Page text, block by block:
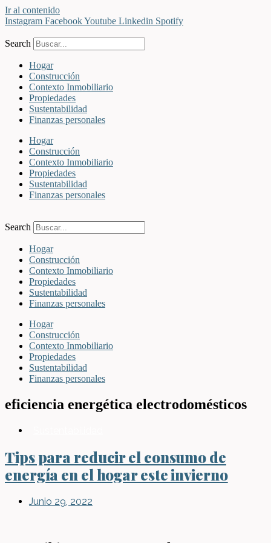
Ir al contenido
Instagram FacebookYoutube Linkedin Spotify
Search
Hogar
Construcción
Contexto Inmobiliario
Propiedades
Sustentabilidad
Finanzas personales
Hogar
Construcción
Contexto Inmobiliario
Propiedades
Sustentabilidad
Finanzas personales
Search
Hogar
Construcción
Contexto Inmobiliario
Propiedades
Sustentabilidad
Finanzas personales
Hogar
Construcción
Contexto Inmobiliario
Propiedades
Sustentabilidad
Finanzas personales
eficiencia energética electrodomésticos
Tips para reducir el consumo de
energía en el hogar este invierno
Junio 29, 2022